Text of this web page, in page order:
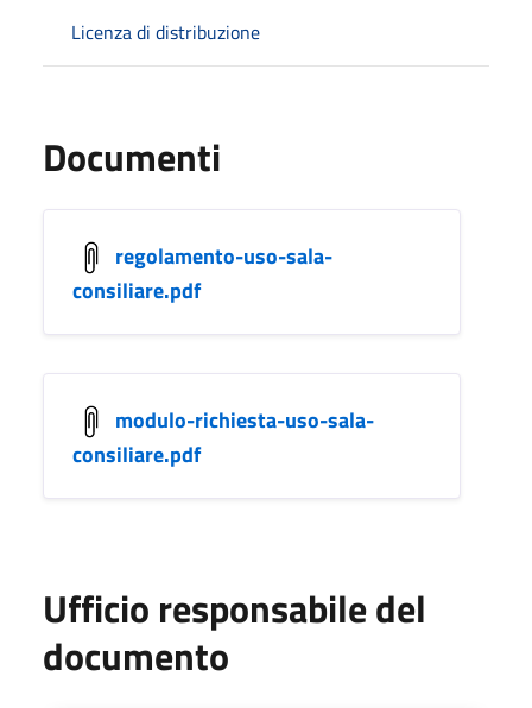
Licenza di distribuzione
Documenti
regolamento-uso-sala-
consiliare.pdf
modulo-richiesta-uso-sala-
consiliare.pdf
Ufficio responsabile del
documento